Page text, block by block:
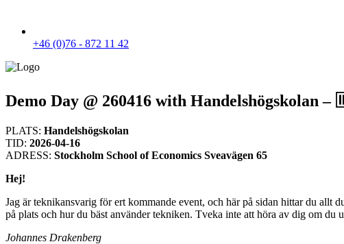
+46 (0)76 - 872 11 42
Demo Day @ 260416 with Handelshögskolan –
PLATS: Handelshögskolan
TID: 2026-04-16
ADRESS: Stockholm School of Economics Sveavägen 65
Hej!
Jag är teknikansvarig för ert kommande event, och här på sidan hittar du
på plats och hur du bäst använder tekniken. Tveka inte att höra av dig om du
Johannes Drakenberg